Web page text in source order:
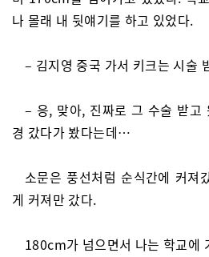
나 몰래 내 뒷얘기를 하고 있었다.
– 김지영 중국 가서 키크는 시술
– 응, 맞아, 진짜로 그 수술 받고
경 갔다가 봤다는데…
소문은 풍선처럼 순식간에 커져
게 커져만 갔다.
180cm가 넘으면서 나는 학교에